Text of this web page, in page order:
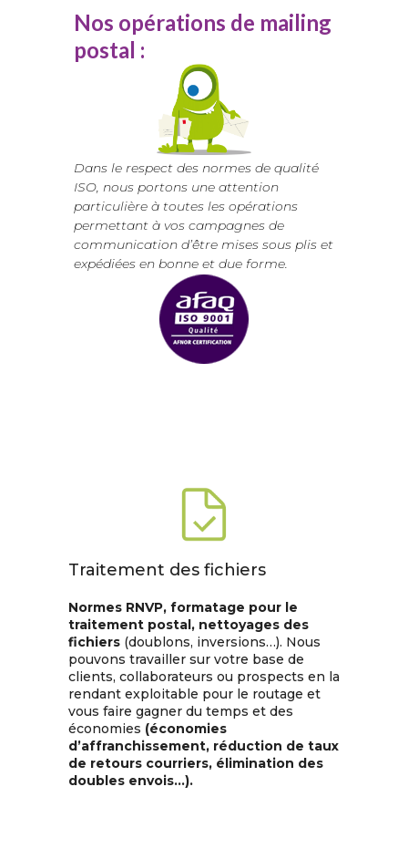
Nos opérations de mailing
postal :
Dans le respect des normes de qualité
ISO, nous portons une attention
particulière à toutes les opérations
permettant à vos campagnes de
communication d’être mises sous plis et
expédiées en bonne et due forme.
Traitement des fichiers
Normes RNVP, formatage pour le
traitement postal, nettoyages des
fichiers(doublons, inversions…). Nous
pouvons travailler sur votre base de
clients, collaborateurs ou prospects en la
rendant exploitable pour le routage et
vous faire gagner du temps et des
économies (économies
d’affranchissement, réduction de taux
de retours courriers, élimination des
doubles envois…).